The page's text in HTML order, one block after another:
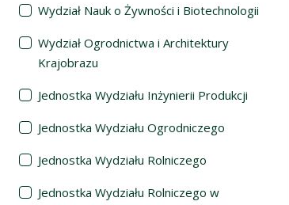
Wydział Nauk o Żywności i Biotechnologii
Wydział Ogrodnictwa i Architektury
Krajobrazu
Jednostka Wydziału Inżynierii Produkcji
Jednostka Wydziału Ogrodniczego
Jednostka Wydziału Rolniczego
Jednostka Wydziału Rolniczego w